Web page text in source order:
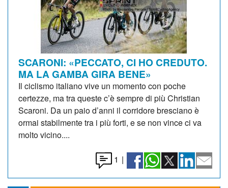
SCARONI: «PECCATO, CI HO CREDUTO.
MA LA GAMBA GIRA BENE»
Il ciclismo italiano vive un momento con poche
certezze, ma tra queste c’è sempre di più Christian
Scaroni. Da un paio d’anni il corridore bresciano è
ormai stabilmente tra i più forti, e se non vince ci va
molto vicino....
1 |